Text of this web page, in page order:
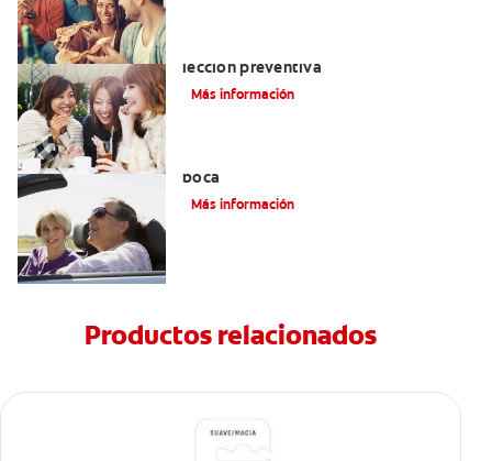
lección preventiva
Más información
boca
Más información
Productos relacionados